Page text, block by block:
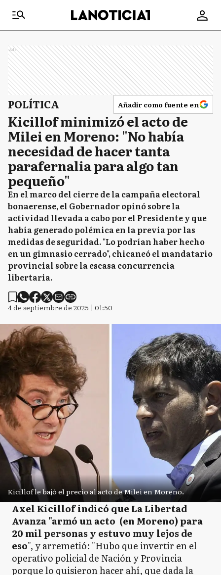
Ads
POLÍTICA Añadir como fuente en
Kicillof minimizó el acto de
Milei en Moreno: "No había
necesidad de hacer tanta
parafernalia para algo tan
pequeño"
En el marco del cierre de la campaña electoral
bonaerense, el Gobernador opinó sobre la
actividad llevada a cabo por el Presidente y que
había generado polémica en la previa por las
medidas de seguridad. "Lo podrían haber hecho
en un gimnasio cerrado", chicaneó el mandatario
provincial sobre la escasa concurrencia
libertaria.
4 de septiembre de 2025 | 01:50
Kicillof le bajó el precio al acto de Milei en Moreno.
Axel Kicillof indicó que La Libertad
Avanza "armó un acto (en Moreno) para
20 mil personas y estuvo muy lejos de
eso", y arremetió: "Hubo que invertir en el
operativo policial de Nación y Provincia
porque lo quisieron hacer ahí, que dada la